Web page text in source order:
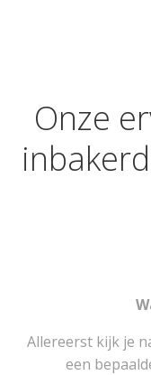
Onze
Allereerst kijk je
een